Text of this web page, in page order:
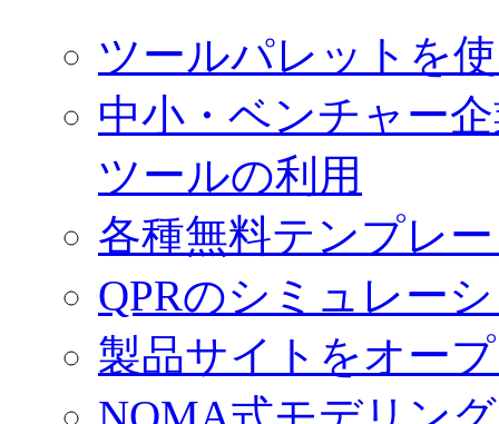
ツールパレットを
中小・ベンチャー
ツールの利用
各種無料テンプレ
QPRのシミュレー
製品サイトをオー